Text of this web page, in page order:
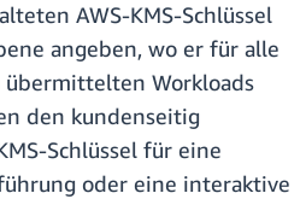
AWS-KMS-Schlüssel
angeben, wo er für alle
Workloads
den kundenseitig
Schlüssel für eine
oder eine interaktive